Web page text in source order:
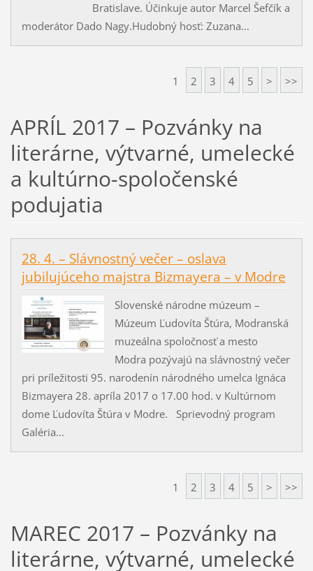
Bratislave. Účinkuje autor Marcel Šefčík a
moderátor Dado Nagy.Hudobný hosť: Zuzana...
1 2 3 4 5 > >>
APRÍL 2017 – Pozvánky na
literárne, výtvarné, umelecké
a kultúrno-spoločenské
podujatia
28. 4. – Slávnostný večer – oslava
jubilujúceho majstra Bizmayera – v Modre
Slovenské národne múzeum –
Múzeum Ľudovíta Štúra, Modranská
muzeálna spoločnosť a mesto
Modra pozývajú na slávnostný večer
pri príležitosti 95. narodenín národného umelca Ignáca
Bizmayera 28. apríla 2017 o 17.00 hod. v Kultúrnom
dome Ľudovíta Štúra v Modre. Sprievodný program
Galéria...
1 2 3 4 5 > >>
MAREC 2017 – Pozvánky na
literárne, výtvarné, umelecké